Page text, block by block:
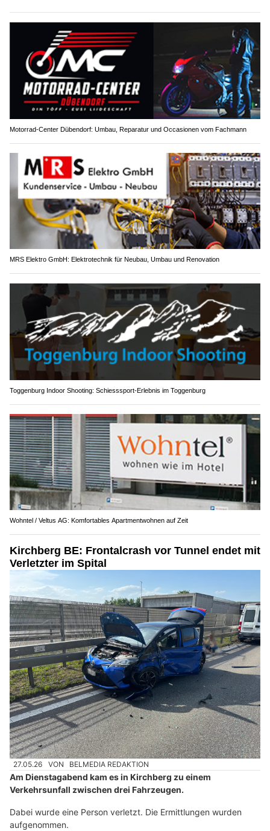
Motorrad-Center Dübendorf: Umbau, Reparatur und Occasionen vom Fachmann
MRS Elektro GmbH: Elektrotechnik für Neubau, Umbau und Renovation
Toggenburg Indoor Shooting: Schiesssport-Erlebnis im Toggenburg
Wohntel / Veltus AG: Komfortables Apartmentwohnen auf Zeit
Kirchberg BE: Frontalcrash vor Tunnel endet mit
Verletzter im Spital
27.05.26 VON BELMEDIA REDAKTION
Am Dienstagabend kam es in Kirchberg zu einem
Verkehrsunfall zwischen drei Fahrzeugen.
Dabei wurde eine Person verletzt. Die Ermittlungen wurden
aufgenommen.